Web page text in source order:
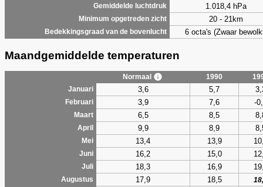
Gemiddelde luchtdruk 1.018,4 hPa
Minimum opgetreden zicht 20 - 21km
Bedekkingsgraad van de bovenlucht 6 octa's (Zwaar
Maandgemiddelde temperaturen
Normaal 1990
Januari
3,6 5,7
Februari 3,9 7,6 -
Maart 6,5 8,5
April 9,9 8,9
Mei 13,4 13,9
Juni 16,2 15,0
Juli 18,3 16,9
Augustus 17,9 18,5